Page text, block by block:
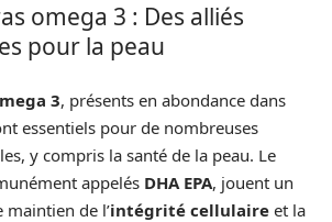
omega 3 : Des alliés
pour la peau
3, présents en abondance dans
essentiels pour de nombreuses
y compris la santé de la peau. Le
appelés DHA EPA, jouent un
maintien de l’intégrité cellulaire et la